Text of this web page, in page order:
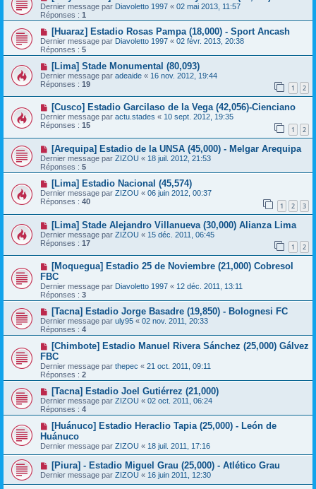
Dernier message par Diavoletto 1997 « 02 mai 2013, 11:57
Réponses : 1
[Huaraz] Estadio Rosas Pampa (18,000) - Sport Ancash
Dernier message par Diavoletto 1997 « 02 févr. 2013, 20:38
Réponses : 5
[Lima] Stade Monumental (80,093)
Dernier message par adeaide « 16 nov. 2012, 19:44
Réponses : 19 1 2
[Cusco] Estadio Garcilaso de la Vega (42,056)-Cienciano
Dernier message par actu.stades « 10 sept. 2012, 19:35
Réponses : 15 1 2
[Arequipa] Estadio de la UNSA (45,000) - Melgar Arequipa
Dernier message par ZIZOU « 18 juil. 2012, 21:53
Réponses : 5
[Lima] Estadio Nacional (45,574)
Dernier message par ZIZOU « 06 juin 2012, 00:37
Réponses : 40 1 2 3
[Lima] Stade Alejandro Villanueva (30,000) Alianza Lima
Dernier message par ZIZOU « 15 déc. 2011, 06:45
Réponses : 17 1 2
[Moquegua] Estadio 25 de Noviembre (21,000) Cobresol
FBC
Dernier message par Diavoletto 1997 « 12 déc. 2011, 13:11
Réponses : 3
[Tacna] Estadio Jorge Basadre (19,850) - Bolognesi FC
Dernier message par uly95 « 02 nov. 2011, 20:33
Réponses : 4
[Chimbote] Estadio Manuel Rivera Sánchez (25,000) Gálvez
FBC
Dernier message par thepec « 21 oct. 2011, 09:11
Réponses : 2
[Tacna] Estadio Joel Gutiérrez (21,000)
Dernier message par ZIZOU « 02 oct. 2011, 06:24
Réponses : 4
[Huánuco] Estadio Heraclio Tapia (25,000) - León de
Huánuco
Dernier message par ZIZOU « 18 juil. 2011, 17:16
[Piura] - Estadio Miguel Grau (25,000) - Atlético Grau
Dernier message par ZIZOU « 16 juin 2011, 12:30